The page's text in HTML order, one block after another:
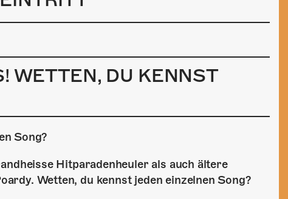
WETTEN, DU KENNST
Song?
Hitparadenheuler als auch ältere
Wetten, du kennst jeden einzelnen Song?